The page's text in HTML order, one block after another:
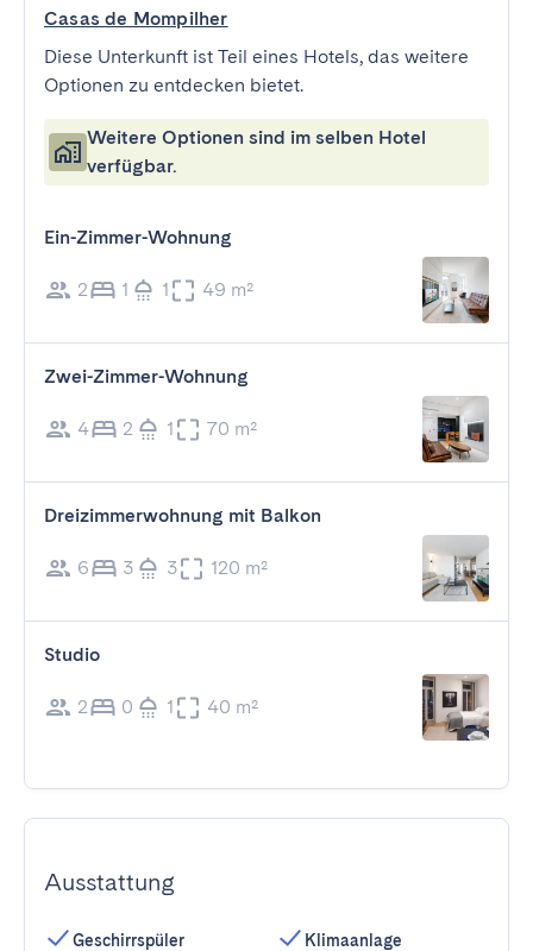
Casas de Mompilher
Diese Unterkunft ist Teil eines Hotels, das weitere
Optionen zu entdecken bietet.
Weitere Optionen sind im selben Hotel
verfügbar.
Ein-Zimmer-Wohnung
2 1 1 49 m²
Zwei-Zimmer-Wohnung
4 2 1 70 m²
Dreizimmerwohnung mit Balkon
6 3 3 120 m²
Studio
2 0 1 40 m²
Ausstattung
Geschirrspüler
Klimaanlage